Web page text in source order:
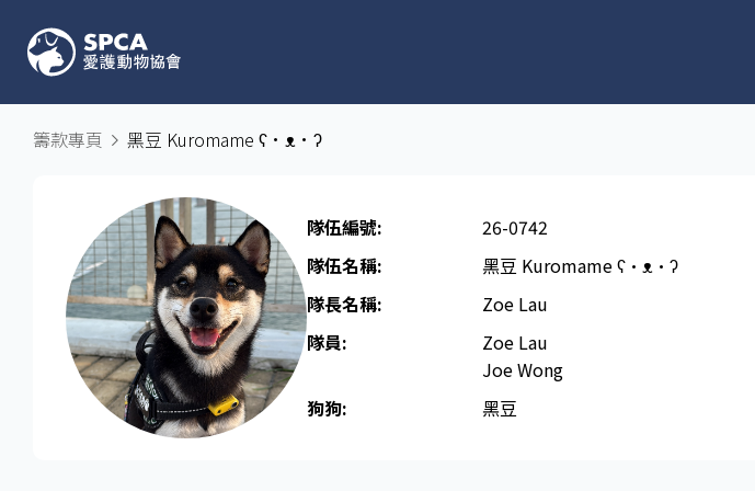
籌款專頁 黑豆 Kuromame ʕ•ᴥ•ʔ
隊伍編號:
26-0742
隊伍名稱:
黑豆 Kuromame ʕ•ᴥ•ʔ
隊長名稱​:
Zoe Lau
隊員:
Zoe Lau
Joe Wong
狗狗:
黑豆